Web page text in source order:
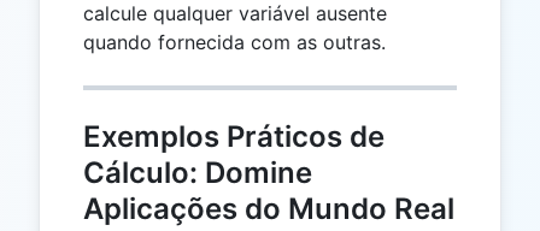
calcule qualquer variável ausente
quando fornecida com as outras.
Exemplos Práticos de
Cálculo: Domine
Aplicações do Mundo Real